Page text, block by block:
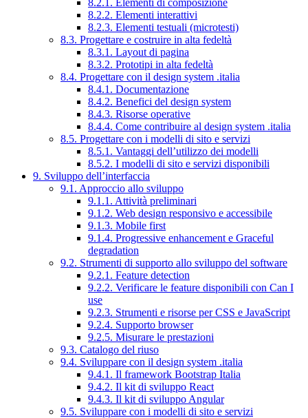
8.2.1. Elementi di composizione
8.2.2. Elementi interattivi
8.2.3. Elementi testuali (microtesti)
8.3. Progettare e costruire in alta fedeltà
8.3.1. Layout di pagina
8.3.2. Prototipi in alta fedeltà
8.4. Progettare con il design system .italia
8.4.1. Documentazione
8.4.2. Benefici del design system
8.4.3. Risorse operative
8.4.4. Come contribuire al design system .italia
8.5. Progettare con i modelli di sito e servizi
8.5.1. Vantaggi dell’utilizzo dei modelli
8.5.2. I modelli di sito e servizi disponibili
9. Sviluppo dell’interfaccia
9.1. Approccio allo sviluppo
9.1.1. Attività preliminari
9.1.2. Web design responsivo e accessibile
9.1.3. Mobile first
9.1.4. Progressive enhancement e Graceful
degradation
9.2. Strumenti di supporto allo sviluppo del software
9.2.1. Feature detection
9.2.2. Verificare le feature disponibili con Can I
use
9.2.3. Strumenti e risorse per CSS e JavaScript
9.2.4. Supporto browser
9.2.5. Misurare le prestazioni
9.3. Catalogo del riuso
9.4. Sviluppare con il design system .italia
9.4.1. Il framework Bootstrap Italia
9.4.2. Il kit di sviluppo React
9.4.3. Il kit di sviluppo Angular
9.5. Sviluppare con i modelli di sito e servizi